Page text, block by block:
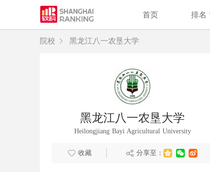
首页 排名
院校 黑龙江八一农垦大学
黑龙江八一农垦大学
Heilongjiang Bayi Agricultural University
收藏 分享至：